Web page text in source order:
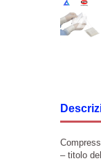
– titolo